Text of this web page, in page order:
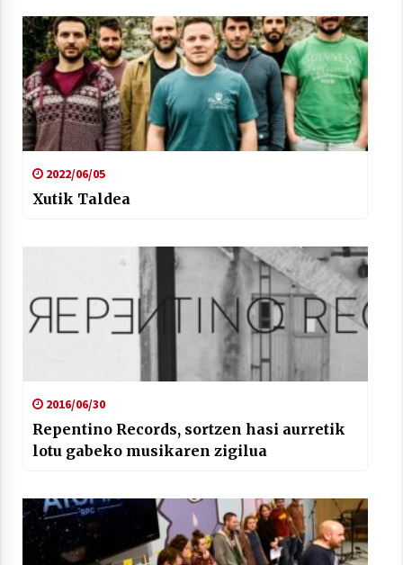
2022/06/05
Xutik Taldea
2016/06/30
Repentino Records, sortzen hasi aurretik
lotu gabeko musikaren zigilua